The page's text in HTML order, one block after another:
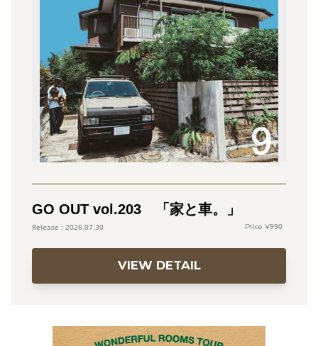
GO OUT vol.203 「家と車。」
2026.07.30 990
VIEW DETAIL